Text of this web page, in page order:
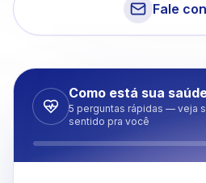
Fale
Como está sua
5 perguntas rápidas — veja
sentido pra você